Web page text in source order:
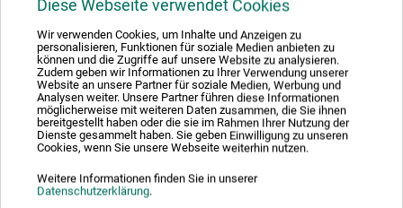
Diese Webseite verwendet Cookies
Wir verwenden Cookies, um Inhalte und Anzeigen zu
personalisieren, Funktionen für soziale Medien anbieten zu
können und die Zugriffe auf unsere Website zu analysieren.
Zudem geben wir Informationen zu Ihrer Verwendung unserer
Website an unsere Partner für soziale Medien, Werbung und
Analysen weiter. Unsere Partner führen diese Informationen
möglicherweise mit weiteren Daten zusammen, die Sie ihnen
bereitgestellt haben oder die sie im Rahmen Ihrer Nutzung der
Dienste gesammelt haben. Sie geben Einwilligung zu unseren
Cookies, wenn Sie unsere Webseite weiterhin nutzen.
Weitere Informationen finden Sie in unserer
Datenschutzerklärung.
Produktbewertungen (0)
Schreiben Sie die erste Bewertung zu diesem Produkt
JETZT PRODUKT BEWERTEN